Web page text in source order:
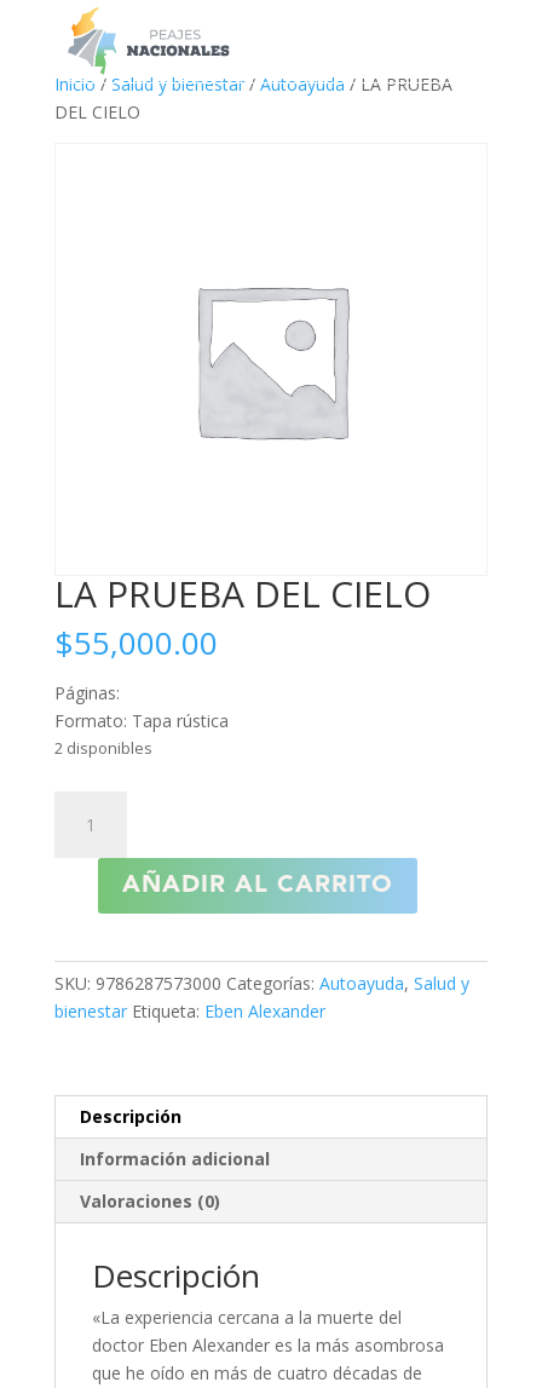
Inicio / Salud y bienestar/ Autoayuda / LA PRUEBA
DEL CIELO
LA PRUEBA DEL CIELO
$55,000.00
Páginas:
Formato: Tapa rústica
2 disponibles
PRUEBA
cantidad
AÑADIR AL CARRITO
SKU: 9786287573000 Categorías: Autoayuda, Salud y
bienestar Etiqueta: Eben Alexander
Descripción
Información adicional
Valoraciones (0)
Descripción
«La experiencia cercana a la muerte del
doctor Eben Alexander es la más asombrosa
que he oído en más de cuatro décadas de